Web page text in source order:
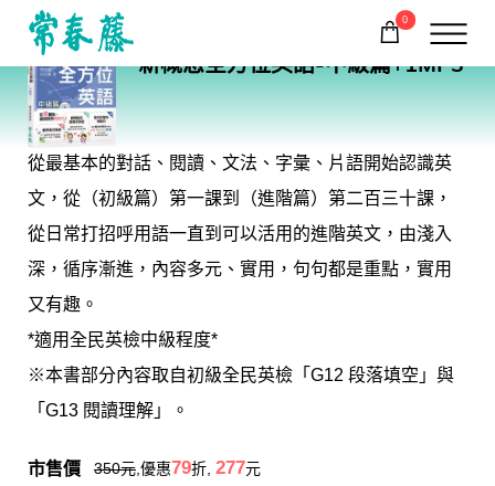
回常春藤首頁
0
購物車
新概念全方位英語-中級篇+1MP3
從最基本的對話、閱讀、文法、字彙、片語開始認識英
文，從（初級篇）第一課到（進階篇）第二百三十課，
從日常打招呼用語一直到可以活用的進階英文，由淺入
深，循序漸進，內容多元、實用，句句都是重點，實用
又有趣。
*適用全民英檢中級程度*
※本書部分內容取自初級全民英檢「G12 段落填空」與
「G13 閱讀理解」。
市售價 350元 ,優惠79折, 277元